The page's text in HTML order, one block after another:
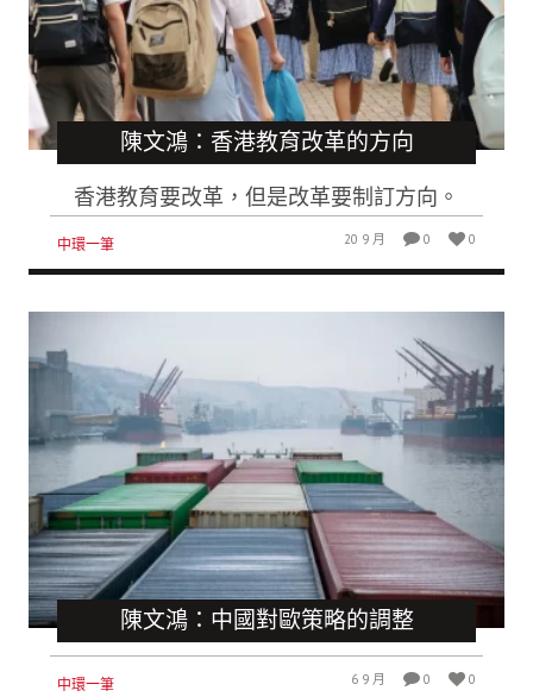
陳文鴻：香港教育改革的方向
香港教育要改革，但是改革要制訂方向。
中環一筆 20 9 月 0 0
陳文鴻：中國對歐策略的調整
中環一筆 6 9 月 0 0